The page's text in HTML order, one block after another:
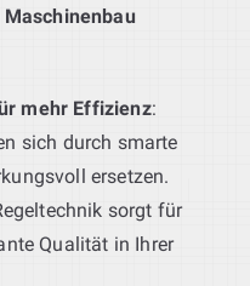
Maschinenbau
mehr Effizienz:
sich durch smarte
ersetzen.
sorgt für
Qualität in Ihrer